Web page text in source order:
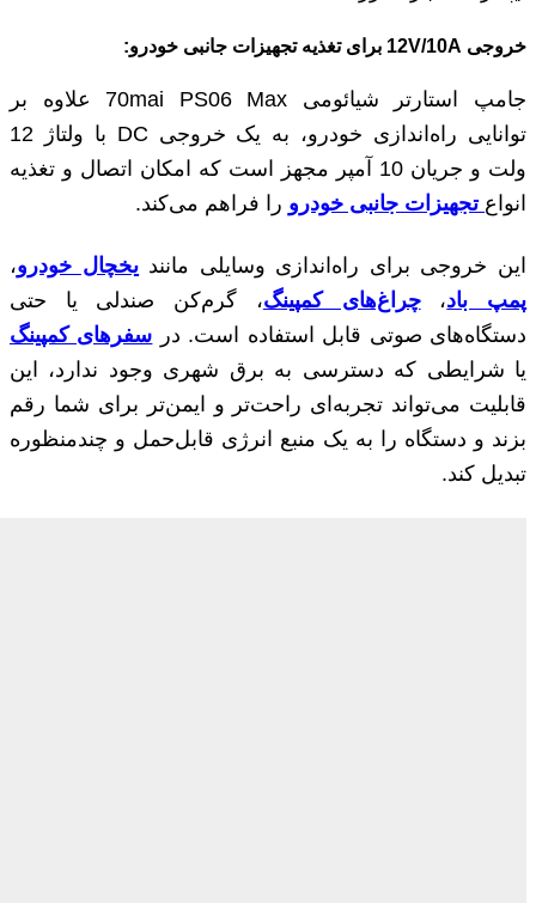
خروجی 12 V/10A برای تغذیه تجهیزات جانبی خودرو:
جامپ استارتر شیائومی 70mai PS06 Max علاوه بر
توانایی راه‌اندازی خودرو، به یک خروجی DC با ولتاژ 12
ولت و جریان 10 آمپر مجهز است که امکان اتصال و تغذیه
انواع تجهیزات جانبی خودرو را فراهم می‌کند.
این خروجی برای راه‌اندازی وسایلی مانندیخچال خودرو،
پمپ باد،چراغ‌های کمپینگ، گرم‌کن صندلی یا حتی
دستگاه‌های صوتی قابل استفاده است. در سفرهای کمپینگ
یا شرایطی که دسترسی به برق شهری وجود ندارد، این
قابلیت می‌تواند تجربه‌ای راحت‌تر و ایمن‌تر برای شما رقم
بزند و دستگاه را به یک منبع انرژی قابل‌حمل و چندمنظوره
تبدیل کند.